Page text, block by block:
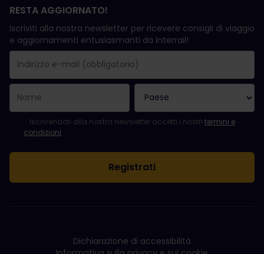
RESTA AGGIORNATO!
Iscriviti alla nostra newsletter per ricevere consigli di viaggio
e aggiornamenti entusiasmanti da Interrail!
Il campo "Indirizzo e-mail" è obbligatorio.
L'indirizzo e-mail non è valido.
Si è verificato un errore durante l'iscrizione alla newsletter.
Sei già iscritto a questa newsletter!
Per iscriversi alla newsletter, accettare i termini e le condizioni.
Iscrivendoti alla nostra newsletter accetti i nostri termini e
condizioni.
Dichiarazione di accessibilità